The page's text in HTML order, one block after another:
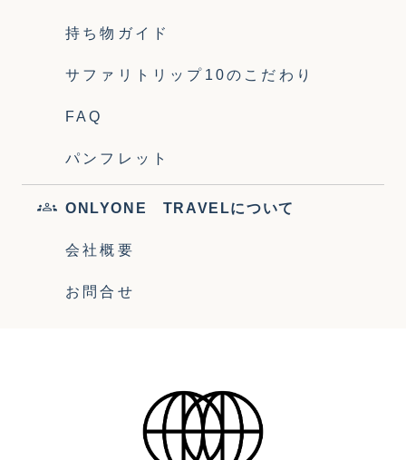
持ち物ガイド
サファリトリップ10のこだわり
FAQ
パンフレット
ONLYONE TRAVELについて
会社概要
お問合せ